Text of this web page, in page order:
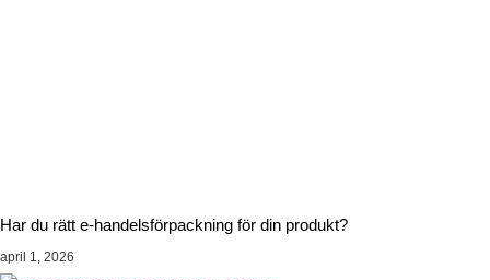
Har du rätt e-handelsförpackning för din produkt?
april 1, 2026